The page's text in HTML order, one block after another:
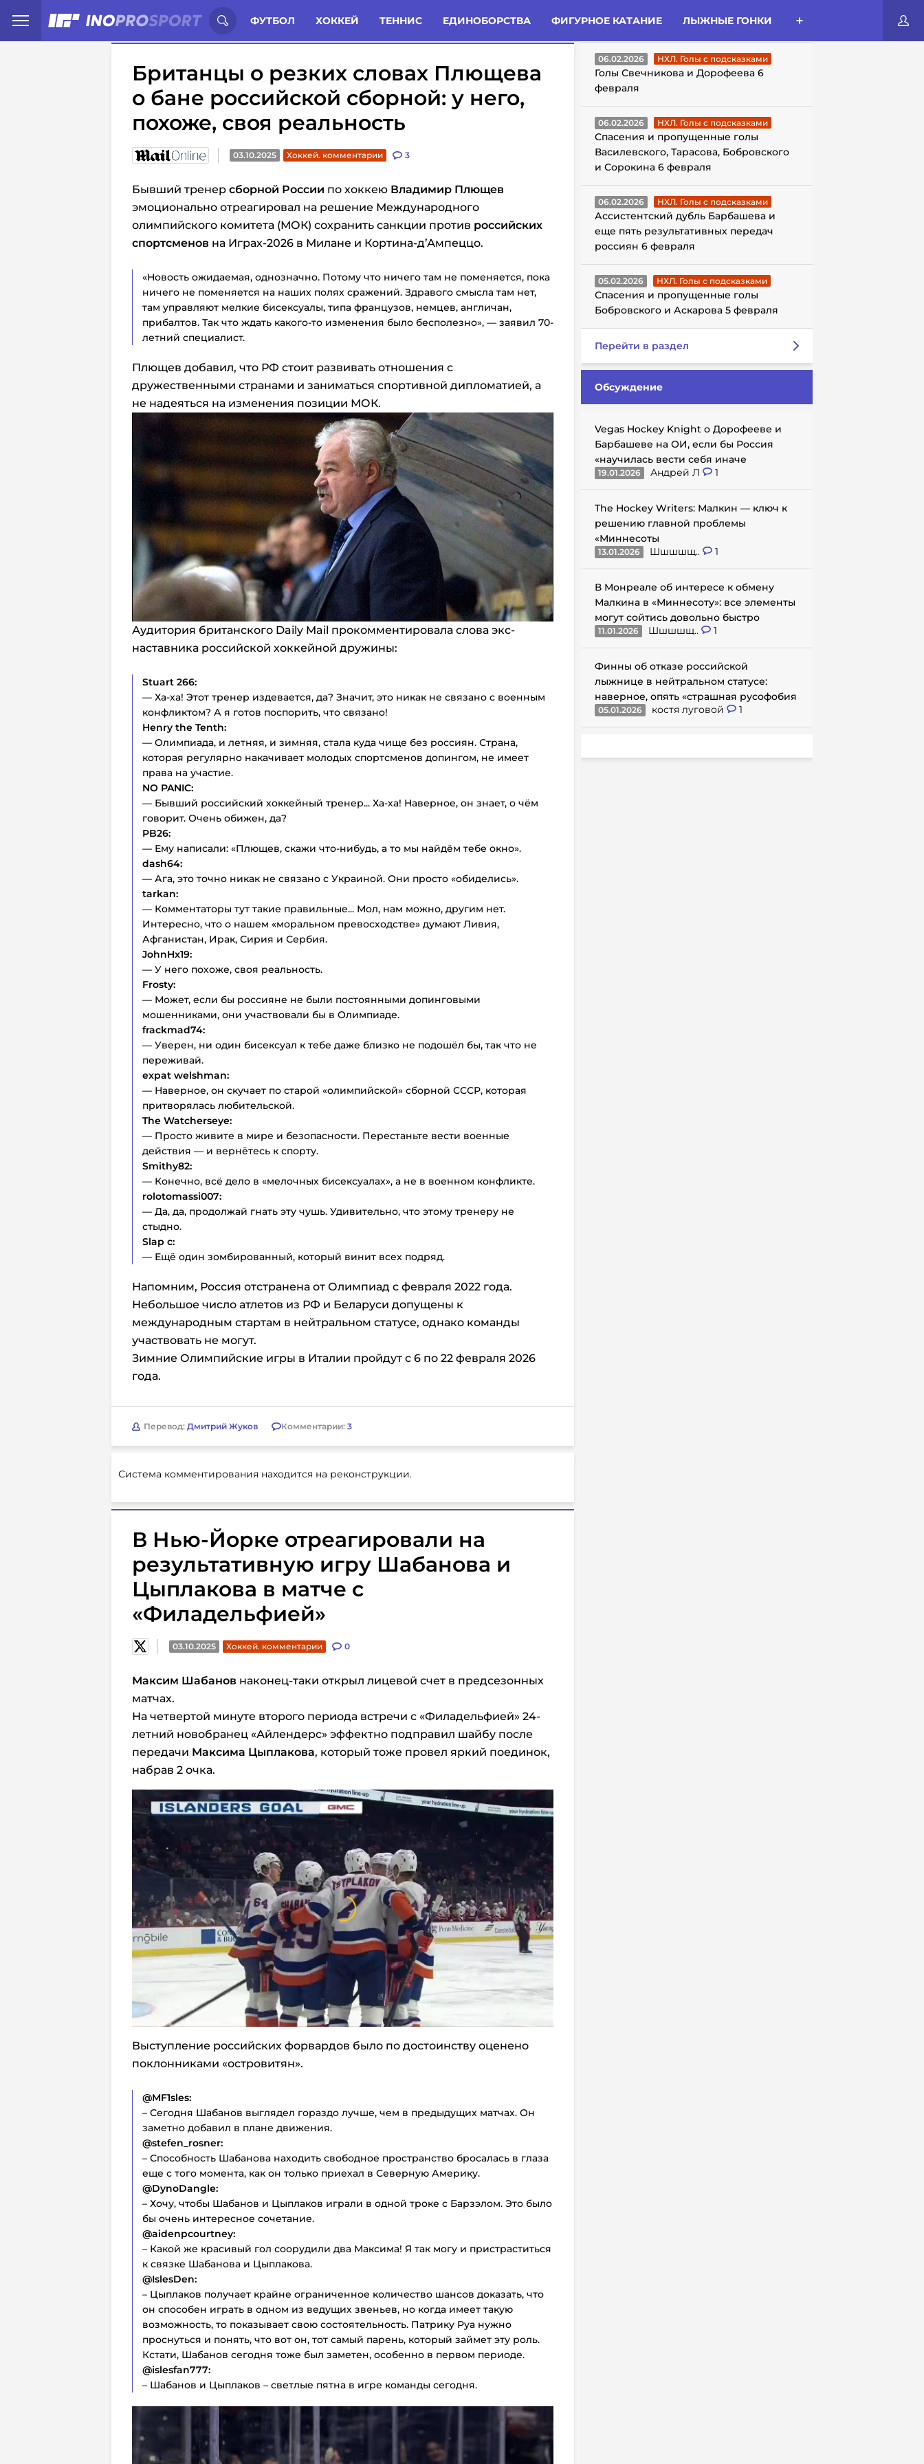
ФУТБОЛ ХОККЕЙ ТЕННИС ЕДИНОБОРСТВА ФИГУРНОЕ КАТАНИЕ ЛЫЖНЫЕ ГОНКИ
Иностранцы о спорте России: Статьи Комменты Новости
Британцы о резких словах Плющева
о бане российской сборной: у него,
похоже, своя реальность
03.10.2025 Хоккей. комментарии 3
Бывший тренер сборной России по хоккею Владимир Плющев
эмоционально отреагировал на решение Международного
олимпийского комитета (МОК) сохранить санкции против российских
спортсменов на Играх-2026 в Милане и Кортина-д’Ампеццо.
«Новость ожидаемая, однозначно. Потому что ничего там не поменяется, пока
ничего не поменяется на наших полях сражений. Здравого смысла там нет,
там управляют мелкие бисексуалы, типа французов, немцев, англичан,
прибалтов. Так что ждать какого-то изменения было бесполезно», — заявил 70-
летний специалист.
Плющев добавил, что РФ стоит развивать отношения с
дружественными странами и заниматься спортивной дипломатией, а
не надеяться на изменения позиции МОК.
Аудитория британского Daily Mail прокомментировала слова экс-
наставника российской хоккейной дружины:
Stuart 266:
— Ха-ха! Этот тренер издевается, да? Значит, это никак не связано с военным
конфликтом? А я готов поспорить, что связано!
Henry the Tenth:
— Олимпиада, и летняя, и зимняя, стала куда чище без россиян. Страна,
которая регулярно накачивает молодых спортсменов допингом, не имеет
права на участие.
NO PANIC:
— Бывший российский хоккейный тренер... Ха-ха! Наверное, он знает, о чём
говорит. Очень обижен, да?
PB26:
— Ему написали: «Плющев, скажи что-нибудь, а то мы найдём тебе окно».
dash64:
— Ага, это точно никак не связано с Украиной. Они просто «обиделись».
tarkan:
— Комментаторы тут такие правильные... Мол, нам можно, другим нет.
Интересно, что о нашем «моральном превосходстве» думают Ливия,
Афганистан, Ирак, Сирия и Сербия.
JohnHx19:
— У него похоже, своя реальность.
Frosty:
— Может, если бы россияне не были постоянными допинговыми
мошенниками, они участвовали бы в Олимпиаде.
frackmad74:
— Уверен, ни один бисексуал к тебе даже близко не подошёл бы, так что не
переживай.
expat welshman:
— Наверное, он скучает по старой «олимпийской» сборной СССР, которая
притворялась любительской.
The Watcherseye:
— Просто живите в мире и безопасности. Перестаньте вести военные
действия — и вернётесь к спорту.
Smithy82:
— Конечно, всё дело в «мелочных бисексуалах», а не в военном конфликте.
rolotomassi007:
— Да, да, продолжай гнать эту чушь. Удивительно, что этому тренеру не
стыдно.
Slap c:
— Ещё один зомбированный, который винит всех подряд.
Напомним, Россия отстранена от Олимпиад с февраля 2022 года.
Небольшое число атлетов из РФ и Беларуси допущены к
международным стартам в нейтральном статусе, однако команды
участвовать не могут.
Зимние Олимпийские игры в Италии пройдут с 6 по 22 февраля 2026
года.
Перевод: Дмитрий Жуков Комментарии: 3
Система комментирования находится на реконструкции.
В Нью-Йорке отреагировали на
результативную игру Шабанова и
Цыплакова в матче с
«Филадельфией»
03.10.2025 Хоккей. комментарии 0
Максим Шабанов наконец-таки открыл лицевой счет в предсезонных
матчах.
На четвертой минуте второго периода встречи с «Филадельфией» 24-
летний новобранец «Айлендерс» эффектно подправил шайбу после
передачи Максима Цыплакова, который тоже провел яркий поединок,
набрав 2 очка.
Выступление российских форвардов было по достоинству оценено
поклонниками «островитян».
@MF1sles:
– Сегодня Шабанов выглядел гораздо лучше, чем в предыдущих матчах. Он
заметно добавил в плане движения.
@stefen_rosner:
– Способность Шабанова находить свободное пространство бросалась в глаза
еще с того момента, как он только приехал в Северную Америку.
@DynoDangle:
– Хочу, чтобы Шабанов и Цыплаков играли в одной троке с Барзэлом. Это было
бы очень интересное сочетание.
@aidenpcourtney:
– Какой же красивый гол соорудили два Максима! Я так могу и пристраститься
к связке Шабанова и Цыплакова.
@IslesDen:
– Цыплаков получает крайне ограниченное количество шансов доказать, что
он способен играть в одном из ведущих звеньев, но когда имеет такую
возможность, то показывает свою состоятельность. Патрику Руа нужно
проснуться и понять, что вот он, тот самый парень, который займет эту роль.
Кстати, Шабанов сегодня тоже был заметен, особенно в первом периоде.
@islesfan777:
– Шабанов и Цыплаков – светлые пятна в игре команды сегодня.
ГОЛЫ С ПОДСКАЗКАМИ
06.02.2026 НХЛ. Голы с подсказками
Голы Свечникова и Дорофеева 6
февраля
06.02.2026 НХЛ. Голы с подсказками
Спасения и пропущенные голы
Василевского, Тарасова, Бобровского
и Сорокина 6 февраля
06.02.2026 НХЛ. Голы с подсказками
Ассистентский дубль Барбашева и
еще пять результативных передач
россиян 6 февраля
05.02.2026 НХЛ. Голы с подсказками
Спасения и пропущенные голы
Бобровского и Аскарова 5 февраля
Перейти в раздел
Обсуждение
Vegas Hockey Knight о Дорофееве и
Барбашеве на ОИ, если бы Россия
«научилась вести себя иначе
19.01.2026 Андрей Л 1
The Hockey Writers: Малкин — ключ к
решению главной проблемы
«Миннесоты
13.01.2026 Шшшшщ.. 1
В Монреале об интересе к обмену
Малкина в «Миннесоту»: все элементы
могут сойтись довольно быстро
11.01.2026 Шшшшщ.. 1
Финны об отказе российской
лыжнице в нейтральном статусе:
наверное, опять «страшная русофобия
05.01.2026 костя луговой 1